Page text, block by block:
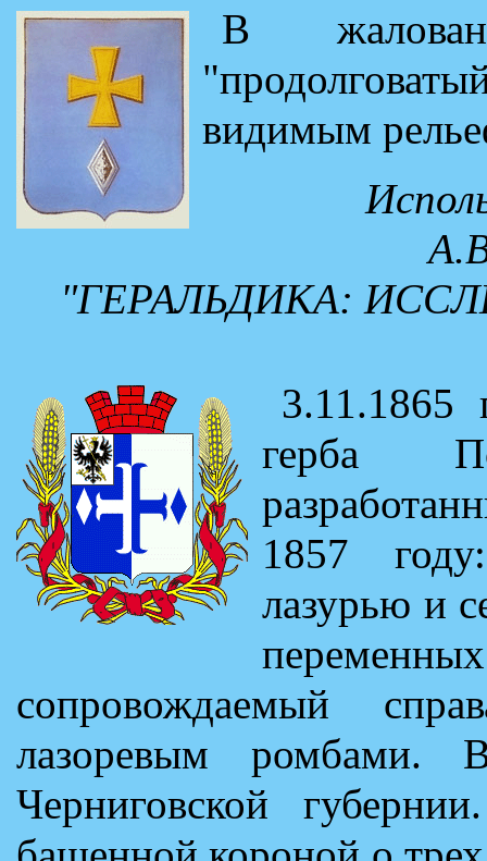
В
видимым
"ГЕРАЛЬДИКА:
3.11.1865
герба
1857
лазурью и
сопровождаемый
лазоревым ромбами.
Черниговской